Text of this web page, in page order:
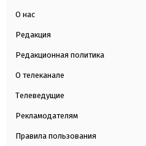
О нас
Редакция
Редакционная политика
О телеканале
Телеведущие
Рекламодателям
Правила пользования